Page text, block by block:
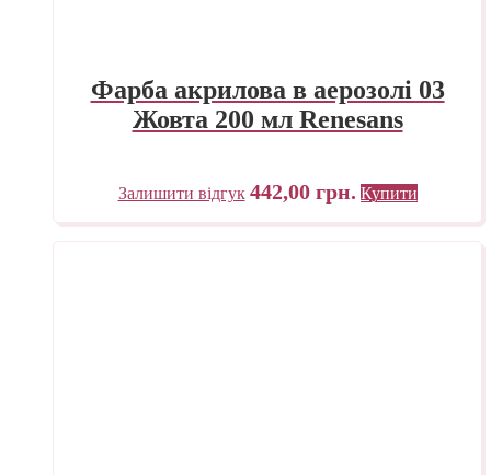
Фарба акрилова в аерозолі 03
Жовта 200 мл Renesans
Залишити відгук 442,00 грн. Купити